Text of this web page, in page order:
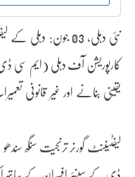
نئی دہلی، 03 جون:
کارپوریشن آف دہلی (ایم سی
یقینی بنانے اور غیر قانونی
لیفٹیننٹ گورنر ترنجیت سنگھ